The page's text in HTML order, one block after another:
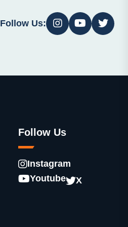
Follow Us:
Follow Us
Instagram
Youtube
X